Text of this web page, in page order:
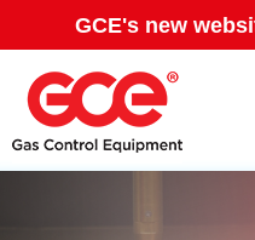
GCE's new